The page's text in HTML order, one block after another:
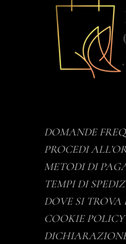
DOMANDE
PROCEDI
METODI DI
TEMPI DI
DOVE SI
COOKIE POLICY